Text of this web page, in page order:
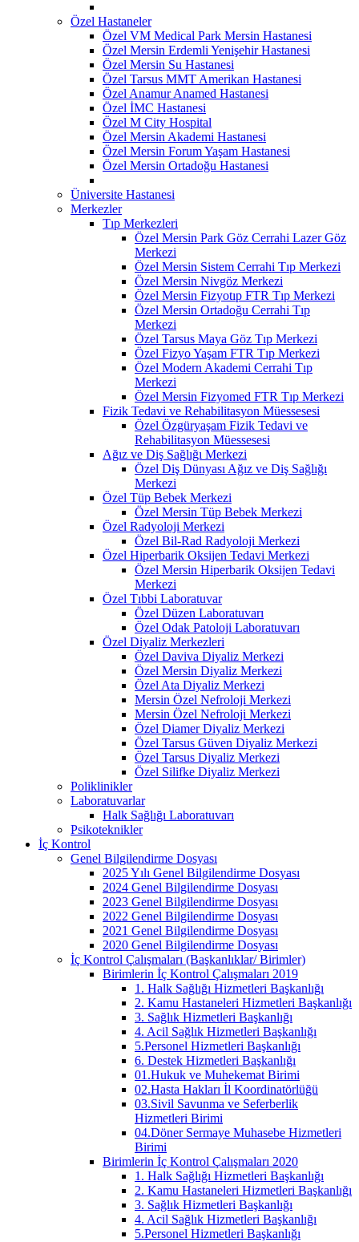
Özel Hastaneler
Özel VM Medical Park Mersin Hastanesi
Özel Mersin Erdemli Yenişehir Hastanesi
Özel Mersin Su Hastanesi
Özel Tarsus MMT Amerikan Hastanesi
Özel Anamur Anamed Hastanesi
Özel İMC Hastanesi
Özel M City Hospital
Özel Mersin Akademi Hastanesi
Özel Mersin Forum Yaşam Hastanesi
Özel Mersin Ortadoğu Hastanesi
Üniversite Hastanesi
Merkezler
Tıp Merkezleri
Özel Mersin Park Göz Cerrahi Lazer Göz
Merkezi
Özel Mersin Sistem Cerrahi Tıp Merkezi
Özel Mersin Nivgöz Merkezi
Özel Mersin Fizyotıp FTR Tıp Merkezi
Özel Mersin Ortadoğu Cerrahi Tıp
Merkezi
Özel Tarsus Maya Göz Tıp Merkezi
Özel Fizyo Yaşam FTR Tıp Merkezi
Özel Modern Akademi Cerrahi Tıp
Merkezi
Özel Mersin Fizyomed FTR Tıp Merkezi
Fizik Tedavi ve Rehabilitasyon Müessesesi
Özel Özgüryaşam Fizik Tedavi ve
Rehabilitasyon Müessesesi
Ağız ve Diş Sağlığı Merkezi
Özel Diş Dünyası Ağız ve Diş Sağlığı
Merkezi
Özel Tüp Bebek Merkezi
Özel Mersin Tüp Bebek Merkezi
Özel Radyoloji Merkezi
Özel Bil-Rad Radyoloji Merkezi
Özel Hiperbarik Oksijen Tedavi Merkezi
Özel Mersin Hiperbarik Oksijen Tedavi
Merkezi
Özel Tıbbi Laboratuvar
Özel Düzen Laboratuvarı
Özel Odak Patoloji Laboratuvarı
Özel Diyaliz Merkezleri
Özel Daviva Diyaliz Merkezi
Özel Mersin Diyaliz Merkezi
Özel Ata Diyaliz Merkezi
Mersin Özel Nefroloji Merkezi
Mersin Özel Nefroloji Merkezi
Özel Diamer Diyaliz Merkezi
Özel Tarsus Güven Diyaliz Merkezi
Özel Tarsus Diyaliz Merkezi
Özel Silifke Diyaliz Merkezi
Poliklinikler
Laboratuvarlar
Halk Sağlığı Laboratuvarı
Psikoteknikler
İç Kontrol
Genel Bilgilendirme Dosyası
2025 Yılı Genel Bilgilendirme Dosyası
2024 Genel Bilgilendirme Dosyası
2023 Genel Bilgilendirme Dosyası
2022 Genel Bilgilendirme Dosyası
2021 Genel Bilgilendirme Dosyası
2020 Genel Bilgilendirme Dosyası
İç Kontrol Çalışmaları (Başkanlıklar/ Birimler)
Birimlerin İç Kontrol Çalışmaları 2019
1. Halk Sağlığı Hizmetleri Başkanlığı
2. Kamu Hastaneleri Hizmetleri Başkanlığı
3. Sağlık Hizmetleri Başkanlığı
4. Acil Sağlık Hizmetleri Başkanlığı
5.Personel Hizmetleri Başkanlığı
6. Destek Hizmetleri Başkanlığı
01.Hukuk ve Muhekemat Birimi
02.Hasta Hakları İl Koordinatörlüğü
03.Sivil Savunma ve Seferberlik
Hizmetleri Birimi
04.Döner Sermaye Muhasebe Hizmetleri
Birimi
Birimlerin İç Kontrol Çalışmaları 2020
1. Halk Sağlığı Hizmetleri Başkanlığı
2. Kamu Hastaneleri Hizmetleri Başkanlığı
3. Sağlık Hizmetleri Başkanlığı
4. Acil Sağlık Hizmetleri Başkanlığı
5.Personel Hizmetleri Başkanlığı